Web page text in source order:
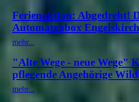
Ferienaktion: Abgedreht!
Automatenbox
mehr...
"Alte Wege - neue Wege"
pflegende Angehörige
mehr...